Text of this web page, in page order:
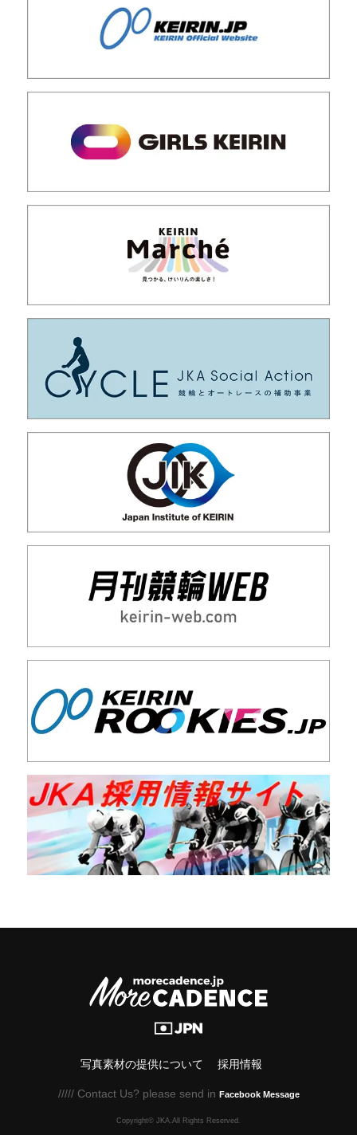
写真素材の提供について 採用情報
///// Contact Us? please send in Facebook Message
Copyright© JKA.All Rights Reserved.